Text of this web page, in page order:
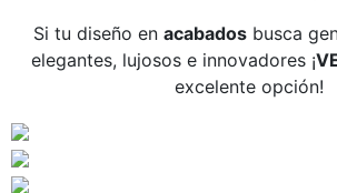
Si tu diseño en acabados busca
elegantes, lujosos e innovadores ¡
excelente opción!